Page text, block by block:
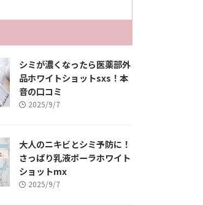
シミが濃くなったら医薬部外
品ホワイトショットsxs！本
音の口コミ
2025/9/7
大人のニキビとシミ予防に！
さっぱり乳液ポーラホワイト
ショットmx
2025/9/7